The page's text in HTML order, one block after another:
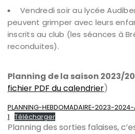
Vendredi soir au lycée
peuvent grimper avec leurs
inscrits au club (les séances à
reconduites).
Planning de la saison 2023/
fichier PDF du calendrier)
PLANNING-HEBDOMADAIRE-2023-
1
Télécharger
Planning des sorties falaises,